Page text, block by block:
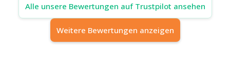
Alle unsere Bewertungen auf Trustpilot ansehen
Weitere Bewertungen anzeigen